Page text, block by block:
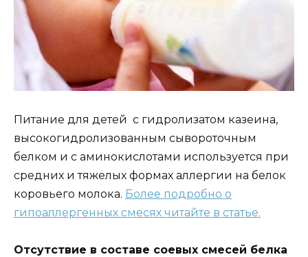
Питание для детей с гидролизатом казеина,
высокогидролизованным сывороточным
белком и с аминокислотами используется при
средних и тяжелых формах аллергии на белок
коровьего молока. Более подробно о
гипоаллергенных смесях читайте в статье.
Отсутствие в составе соевых смесей белка